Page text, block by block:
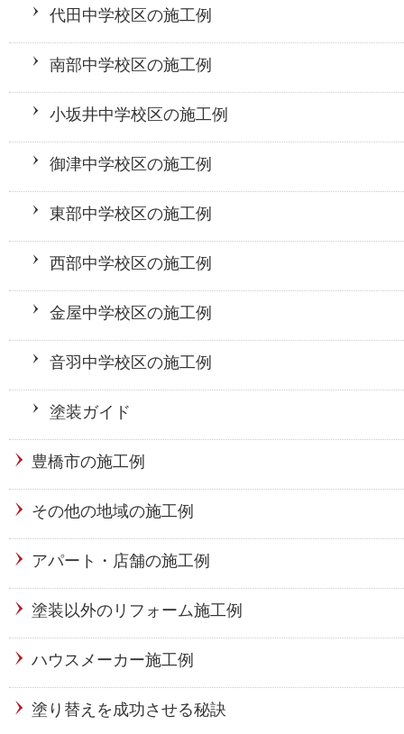
代田中学校区の施工例
南部中学校区の施工例
小坂井中学校区の施工例
御津中学校区の施工例
東部中学校区の施工例
西部中学校区の施工例
金屋中学校区の施工例
音羽中学校区の施工例
塗装ガイド
豊橋市の施工例
その他の地域の施工例
アパート・店舗の施工例
塗装以外のリフォーム施工例
ハウスメーカー施工例
塗り替えを成功させる秘訣